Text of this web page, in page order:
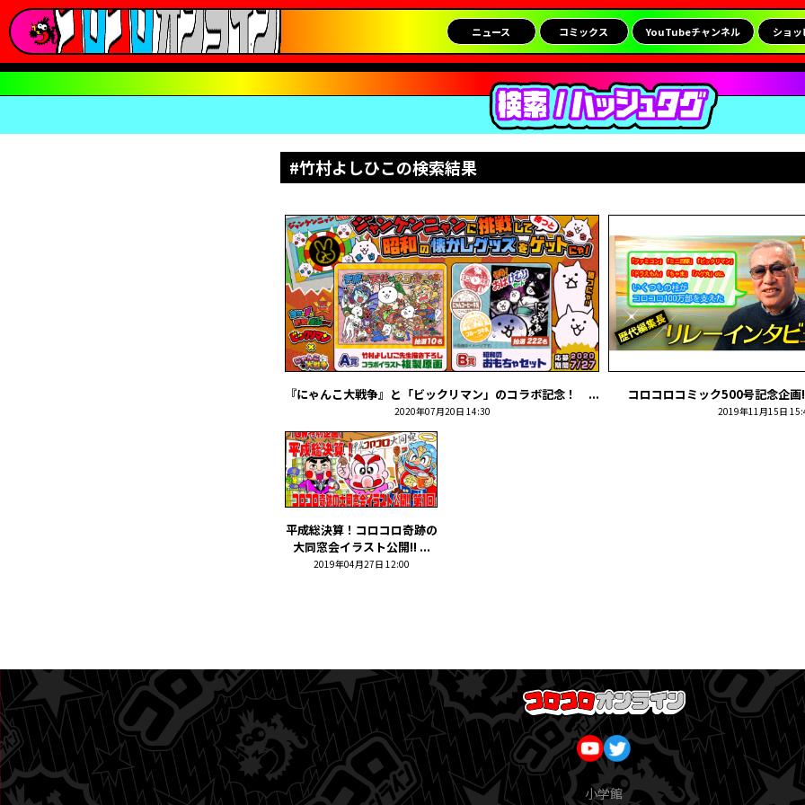
ニュース コミックス YouTubeチャンネル ショ
#竹村よしひこの検索結果
『にゃんこ大戦争』と「ビックリマン」のコラボ記念！ ...
2020年07月20日 14:30
コロコロコミック500号記念企
2019年11月15日
平成総決算！コロコロ奇跡の
大同窓会イラスト公開!! ...
2019年04月27日 12:00
小学館